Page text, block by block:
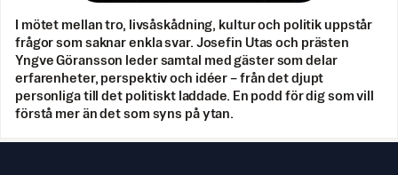
I mötet mellan tro, livsåskådning, kultur och politik uppstår
frågor som saknar enkla svar. Josefin Utas och prästen
Yngve Göransson leder samtal med gäster som delar
erfarenheter, perspektiv och idéer – från det djupt
personliga till det politiskt laddade. En podd för dig som vill
förstå mer än det som syns på ytan.